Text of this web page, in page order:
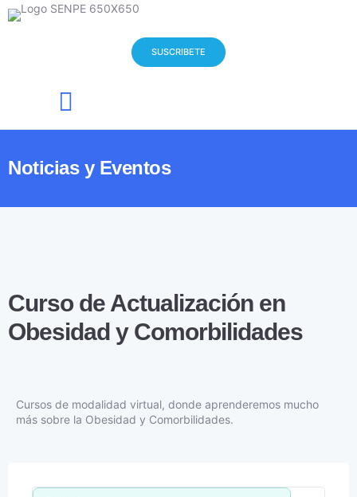
SUSCRIBETE
Noticias y Eventos
Curso de Actualización en
Obesidad y Comorbilidades
Cursos de modalidad virtual, donde aprenderemos mucho
más sobre la Obesidad y Comorbilidades.